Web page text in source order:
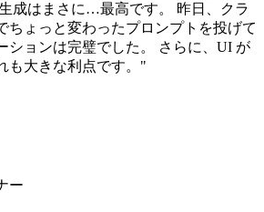
成はまさに…最高です。 昨日、クラ
ちょっと変わったプロンプトを投げて
ションは完璧でした。 さらに、UI が
も大きな利点です。 "
ー